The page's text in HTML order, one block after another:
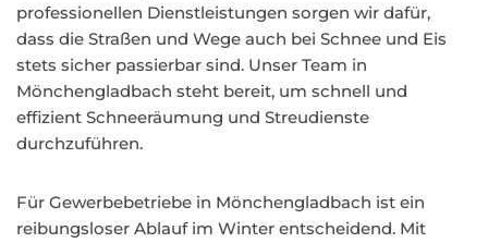
professionellen Dienstleistungen sorgen wir dafür,
dass die Straßen und Wege auch bei Schnee und Eis
stets sicher passierbar sind. Unser Team in
Mönchengladbach steht bereit, um schnell und
effizient Schneeräumung und Streudienste
durchzuführen.
Für Gewerbebetriebe in Mönchengladbach ist ein
reibungsloser Ablauf im Winter entscheidend. Mit